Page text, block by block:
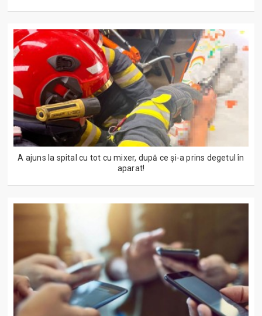
A ajuns la spital cu tot cu mixer, după ce și-a prins degetul în
aparat!